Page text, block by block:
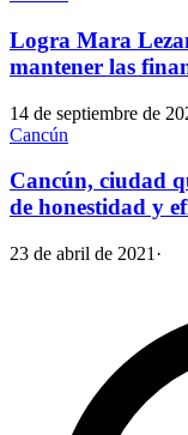
Logra Mara
mantener las
14 de septiembre de
Cancún
Cancún, ciudad
de honestidad y
23 de abril de 2021 ·